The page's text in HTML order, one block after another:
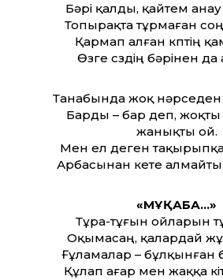
Бәрі қалды, қайтем
Топырақта тұрмаған
Қармап алған көптің
Өзге сөздің бәрінен
Танабында жоқ нәрседен
Барды – бар деп,
жанықты ой.
Мен ел деген
Арбасынан кете
«МҰҚАБА…»
Тұра-тұғын ойларын
Оқымасаң, қалардай
Ғұламалар – бұлқынған
Құлап ағар мен жаққа